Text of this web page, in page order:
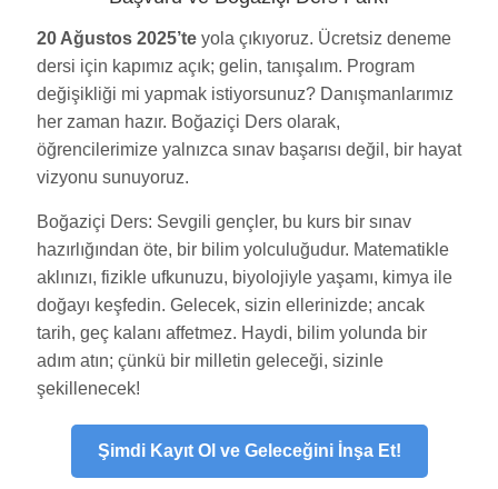
20 Ağustos 2025’teyola çıkıyoruz. Ücretsiz deneme
dersi için kapımız açık; gelin, tanışalım. Program
değişikliği mi yapmak istiyorsunuz? Danışmanlarımız
her zaman hazır. Boğaziçi Ders olarak,
öğrencilerimize yalnızca sınav başarısı değil, bir hayat
vizyonu sunuyoruz.
Boğaziçi Ders: Sevgili gençler, bu kurs bir sınav
hazırlığından öte, bir bilim yolculuğudur. Matematikle
aklınızı, fizikle ufkunuzu, biyolojiyle yaşamı, kimya ile
doğayı keşfedin. Gelecek, sizin ellerinizde; ancak
tarih, geç kalanı affetmez. Haydi, bilim yolunda bir
adım atın; çünkü bir milletin geleceği, sizinle
şekillenecek!
Şimdi Kayıt Ol ve Geleceğini İnşa Et!